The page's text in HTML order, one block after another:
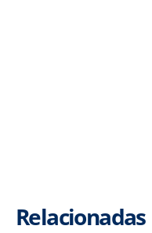
Relacionadas